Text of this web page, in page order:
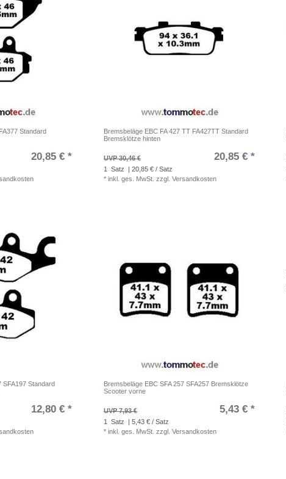
Standard
20,85 € *
Bremsbeläge EBC FA 427 TT FA427TT Standard
Bremsklötze hinten
UVP 30,46 € 20,85 € *
1 Satz
| 20,85 € / Satz
*inkl. ges. MwSt. zzgl.Versandkosten
SFA197 Standard
12,80 € *
Bremsbeläge EBC SFA 257 SFA257 Bremsklötze
Scooter vorne
UVP 7,93 € 5,43 € *
1 Satz
| 5,43 € / Satz
*inkl. ges. MwSt. zzgl.Versandkosten